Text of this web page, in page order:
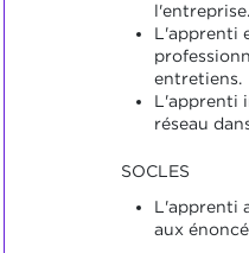
l'entreprise.
L'apprenti
entretiens.
L'apprenti
réseau
SOCLES
L'apprenti
aux